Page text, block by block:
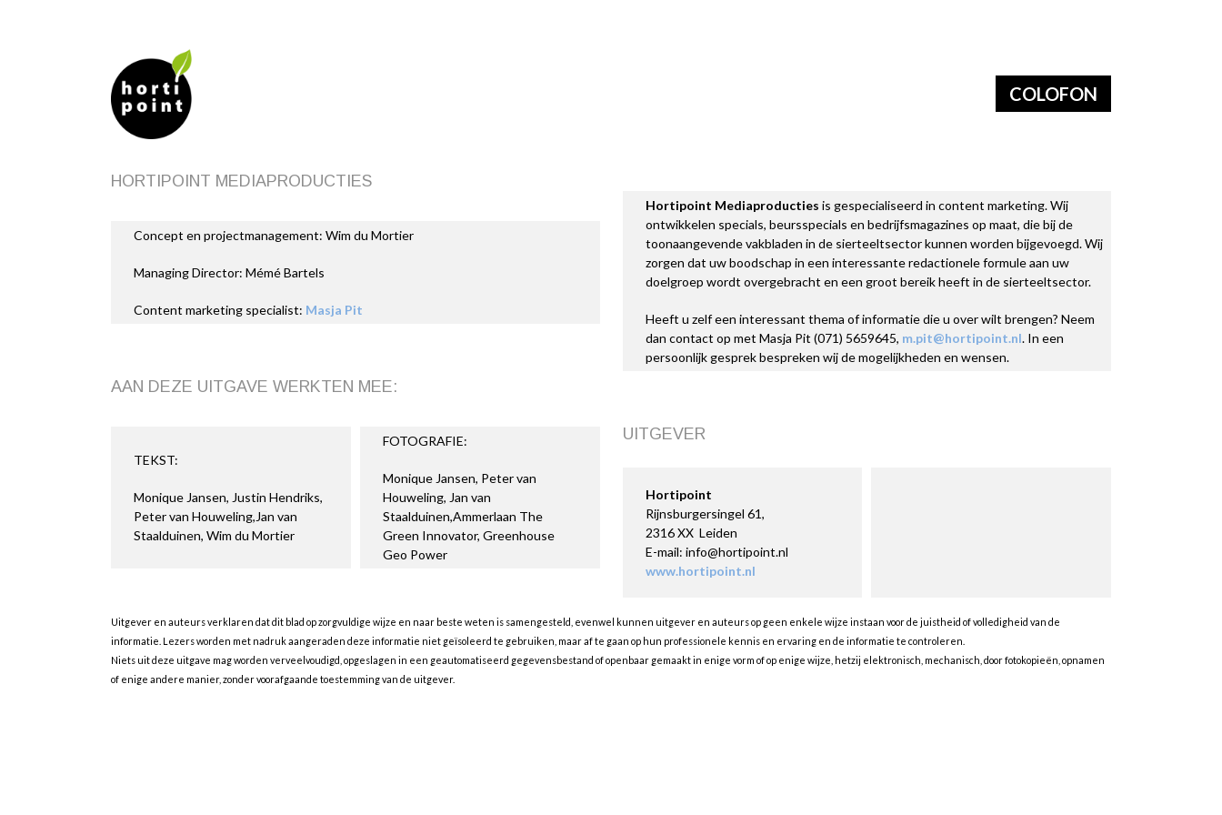
COLOFON
HORTIPOINT MEDIAPRODUCTIES
Concept en projectmanagement: Wim du Mortier
Managing Director: Mémé Bartels
Content marketing specialist: Masja Pit
AAN DEZE UITGAVE WERKTEN MEE:
TEKST:
Monique Jansen, Justin Hendriks,
Peter van Houweling,Jan van
Staalduinen, Wim du Mortier
FOTOGRAFIE:
Monique Jansen, Peter van
Houweling, Jan van
Staalduinen,Ammerlaan The
Green Innovator, Greenhouse
Geo Power
Hortipoint Mediaproducties is gespecialiseerd in content marketing. Wij
ontwikkelen specials, beursspecials en bedrijfsmagazines op maat, die bij de
toonaangevende vakbladen in de sierteeltsector kunnen worden bijgevoegd. Wij
zorgen dat uw boodschap in een interessante redactionele formule aan uw
doelgroep wordt overgebracht en een groot bereik heeft in de sierteeltsector.
Heeft u zelf een interessant thema of informatie die u over wilt brengen? Neem
dan contact op met Masja Pit (071) 5659645, m.pit@hortipoint.nl. In een
persoonlijk gesprek bespreken wij de mogelijkheden en wensen.
UITGEVER
Hortipoint
Rijnsburgersingel 61,
2316 XX Leiden
E-mail: info@hortipoint.nl
www.hortipoint.nl
Uitgever en auteurs verklaren dat dit blad op zorgvuldige wijze en naar beste weten is samengesteld, evenwel kunnen uitgever en auteurs op geen enkele wijze instaan voor de juistheid of volledigheid van de
informatie. Lezers worden met nadruk aangeraden deze informatie niet geïsoleerd te gebruiken, maar af te gaan op hun professionele kennis en ervaring en de informatie te controleren.
Niets uit deze uitgave mag worden verveelvoudigd, opgeslagen in een geautomatiseerd gegevensbestand of openbaar gemaakt in enige vorm of op enige wijze, hetzij elektronisch, mechanisch, door fotokopieën, opnamen
of enige andere manier, zonder voorafgaande toestemming van de uitgever.